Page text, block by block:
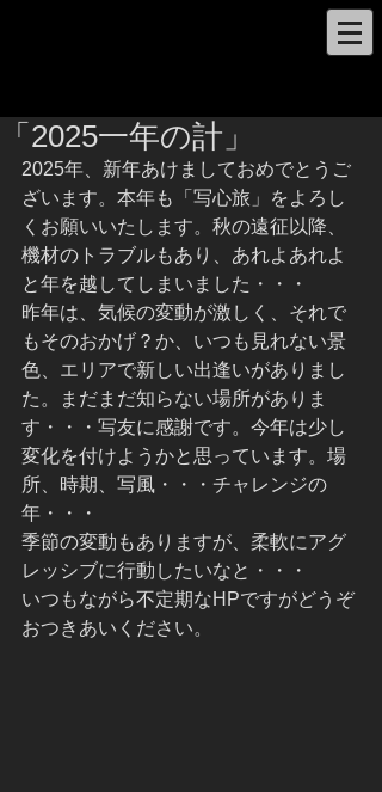
「2025一年の計」
2025年、新年あけましておめでとうご
ざいます。本年も「写心旅」をよろし
くお願いいたします。秋の遠征以降、
機材のトラブルもあり、あれよあれよ
と年を越してしまいました・・・
昨年は、気候の変動が激しく、それで
もそのおかげ？か、いつも見れない景
色、エリアで新しい出逢いがありまし
た。まだまだ知らない場所がありま
す・・・写友に感謝です。今年は少し
変化を付けようかと思っています。場
所、時期、写風・・・チャレンジの
年・・・
季節の変動もありますが、柔軟にアグ
レッシブに行動したいなと・・・
いつもながら不定期なHPですがどうぞ
おつきあいください。